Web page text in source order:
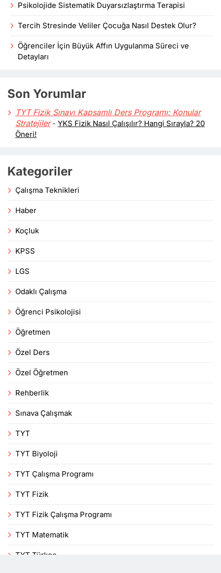
Psikolojide Sistematik Duyarsızlaştırma Terapisi
Tercih Stresinde Veliler Çocuğa Nasıl Destek Olur?
Öğrenciler İçin Büyük Affın Uygulanma Süreci ve
Detayları
Son Yorumlar
TYT Fizik Sınavı Kapsamlı Ders Programı: Konular
Stratejiler- YKS Fizik Nasıl Çalışılır? Hangi Sırayla? 20
Öneri!
Kategoriler
Çalışma Teknikleri
Haber
Koçluk
KPSS
LGS
Odaklı Çalışma
Öğrenci Psikolojisi
Öğretmen
Özel Ders
Özel Öğretmen
Rehberlik
Sınava Çalışmak
TYT
TYT Biyoloji
TYT Çalışma Programı
TYT Fizik
TYT Fizik Çalışma Programı
TYT Matematik
TYT Türkçe